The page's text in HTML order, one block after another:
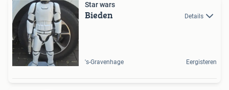
Star wars
Bieden Details
's-Gravenhage Eergisteren